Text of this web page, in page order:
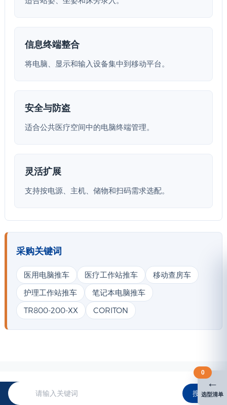
信息终端整合
将电脑、显示和输入设备集中到移动平台。
安全与防盗
适合公共医疗空间中的电脑终端管理。
灵活扩展
支持按电源、主机、储物和扫码需求选配。
采购关键词
医用电脑推车 医疗工作站推车
移动查房车
护理工作站推车
笔记本电脑推车
TR800-200-XX
CORITON
搜索
←
选型清单
0